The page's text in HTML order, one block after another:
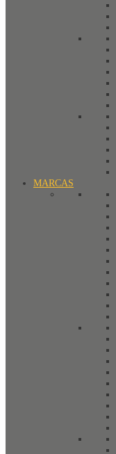
MARCAS